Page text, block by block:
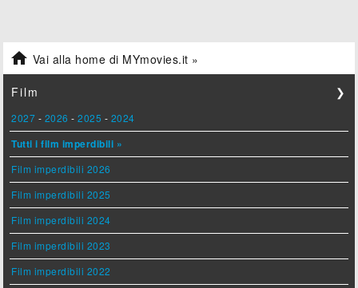
 Vai alla home di MYmovies.it »
Film ❯
2027 - 2026 -2025 - 2024
Tutti i film imperdibili »
Film imperdibili 2026
Film imperdibili 2025
Film imperdibili 2024
Film imperdibili 2023
Film imperdibili 2022